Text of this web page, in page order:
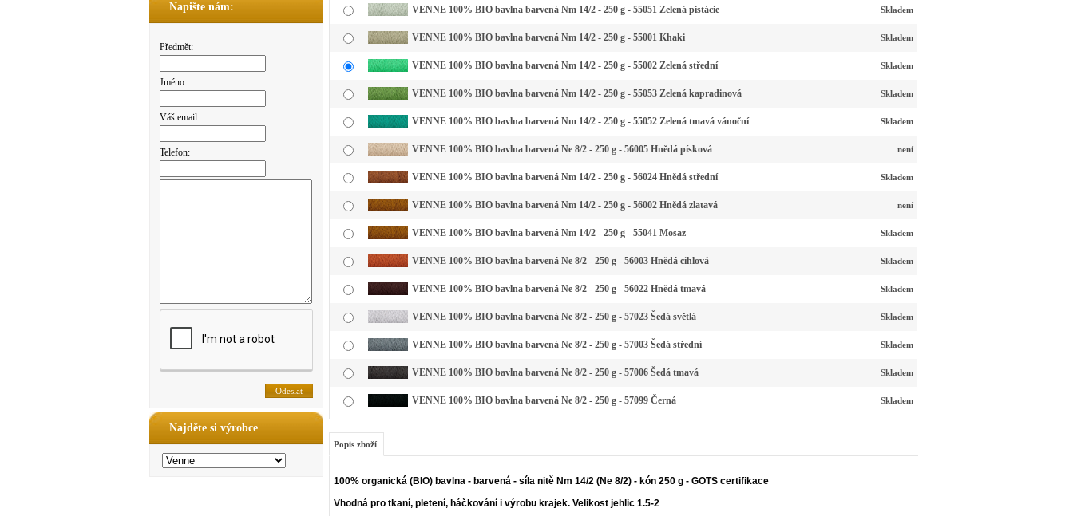
Napište nám:
Předmět:
Jméno:
Váš email:
Telefon:
Najděte si výrobce
VENNE 100% BIO bavlna barvená Nm 14/2 - 250 g - 55051 Zelená pistácie Skladem
VENNE 100% BIO bavlna barvená Nm 14/2 - 250 g - 55001 Khaki Skladem
VENNE 100% BIO bavlna barvená Nm 14/2 - 250 g - 55002 Zelená střední Skladem
VENNE 100% BIO bavlna barvená Nm 14/2 - 250 g - 55053 Zelená kapradinová Skladem
VENNE 100% BIO bavlna barvená Nm 14/2 - 250 g - 55052 Zelená tmavá vánoční Skladem
VENNE 100% BIO bavlna barvená Ne 8/2 - 250 g - 56005 Hnědá písková není
VENNE 100% BIO bavlna barvená Nm 14/2 - 250 g - 56024 Hnědá střední Skladem
VENNE 100% BIO bavlna barvená Nm 14/2 - 250 g - 56002 Hnědá zlatavá není
VENNE 100% BIO bavlna barvená Nm 14/2 - 250 g - 55041 Mosaz Skladem
VENNE 100% BIO bavlna barvená Ne 8/2 - 250 g - 56003 Hnědá cihlová Skladem
VENNE 100% BIO bavlna barvená Ne 8/2 - 250 g - 56022 Hnědá tmavá Skladem
VENNE 100% BIO bavlna barvená Ne 8/2 - 250 g - 57023 Šedá světlá Skladem
VENNE 100% BIO bavlna barvená Ne 8/2 - 250 g - 57003 Šedá střední Skladem
VENNE 100% BIO bavlna barvená Ne 8/2 - 250 g - 57006 Šedá tmavá Skladem
VENNE 100% BIO bavlna barvená Ne 8/2 - 250 g - 57099 Černá Skladem
Popis zboží
100% organická (BIO) bavlna - barvená - síla nitě Nm 14/2 (Ne 8/2) - kón 250 g - GOTS certifikace
Vhodná pro tkaní, pletení, háčkování i výrobu krajek. Velikost jehlic 1.5-2